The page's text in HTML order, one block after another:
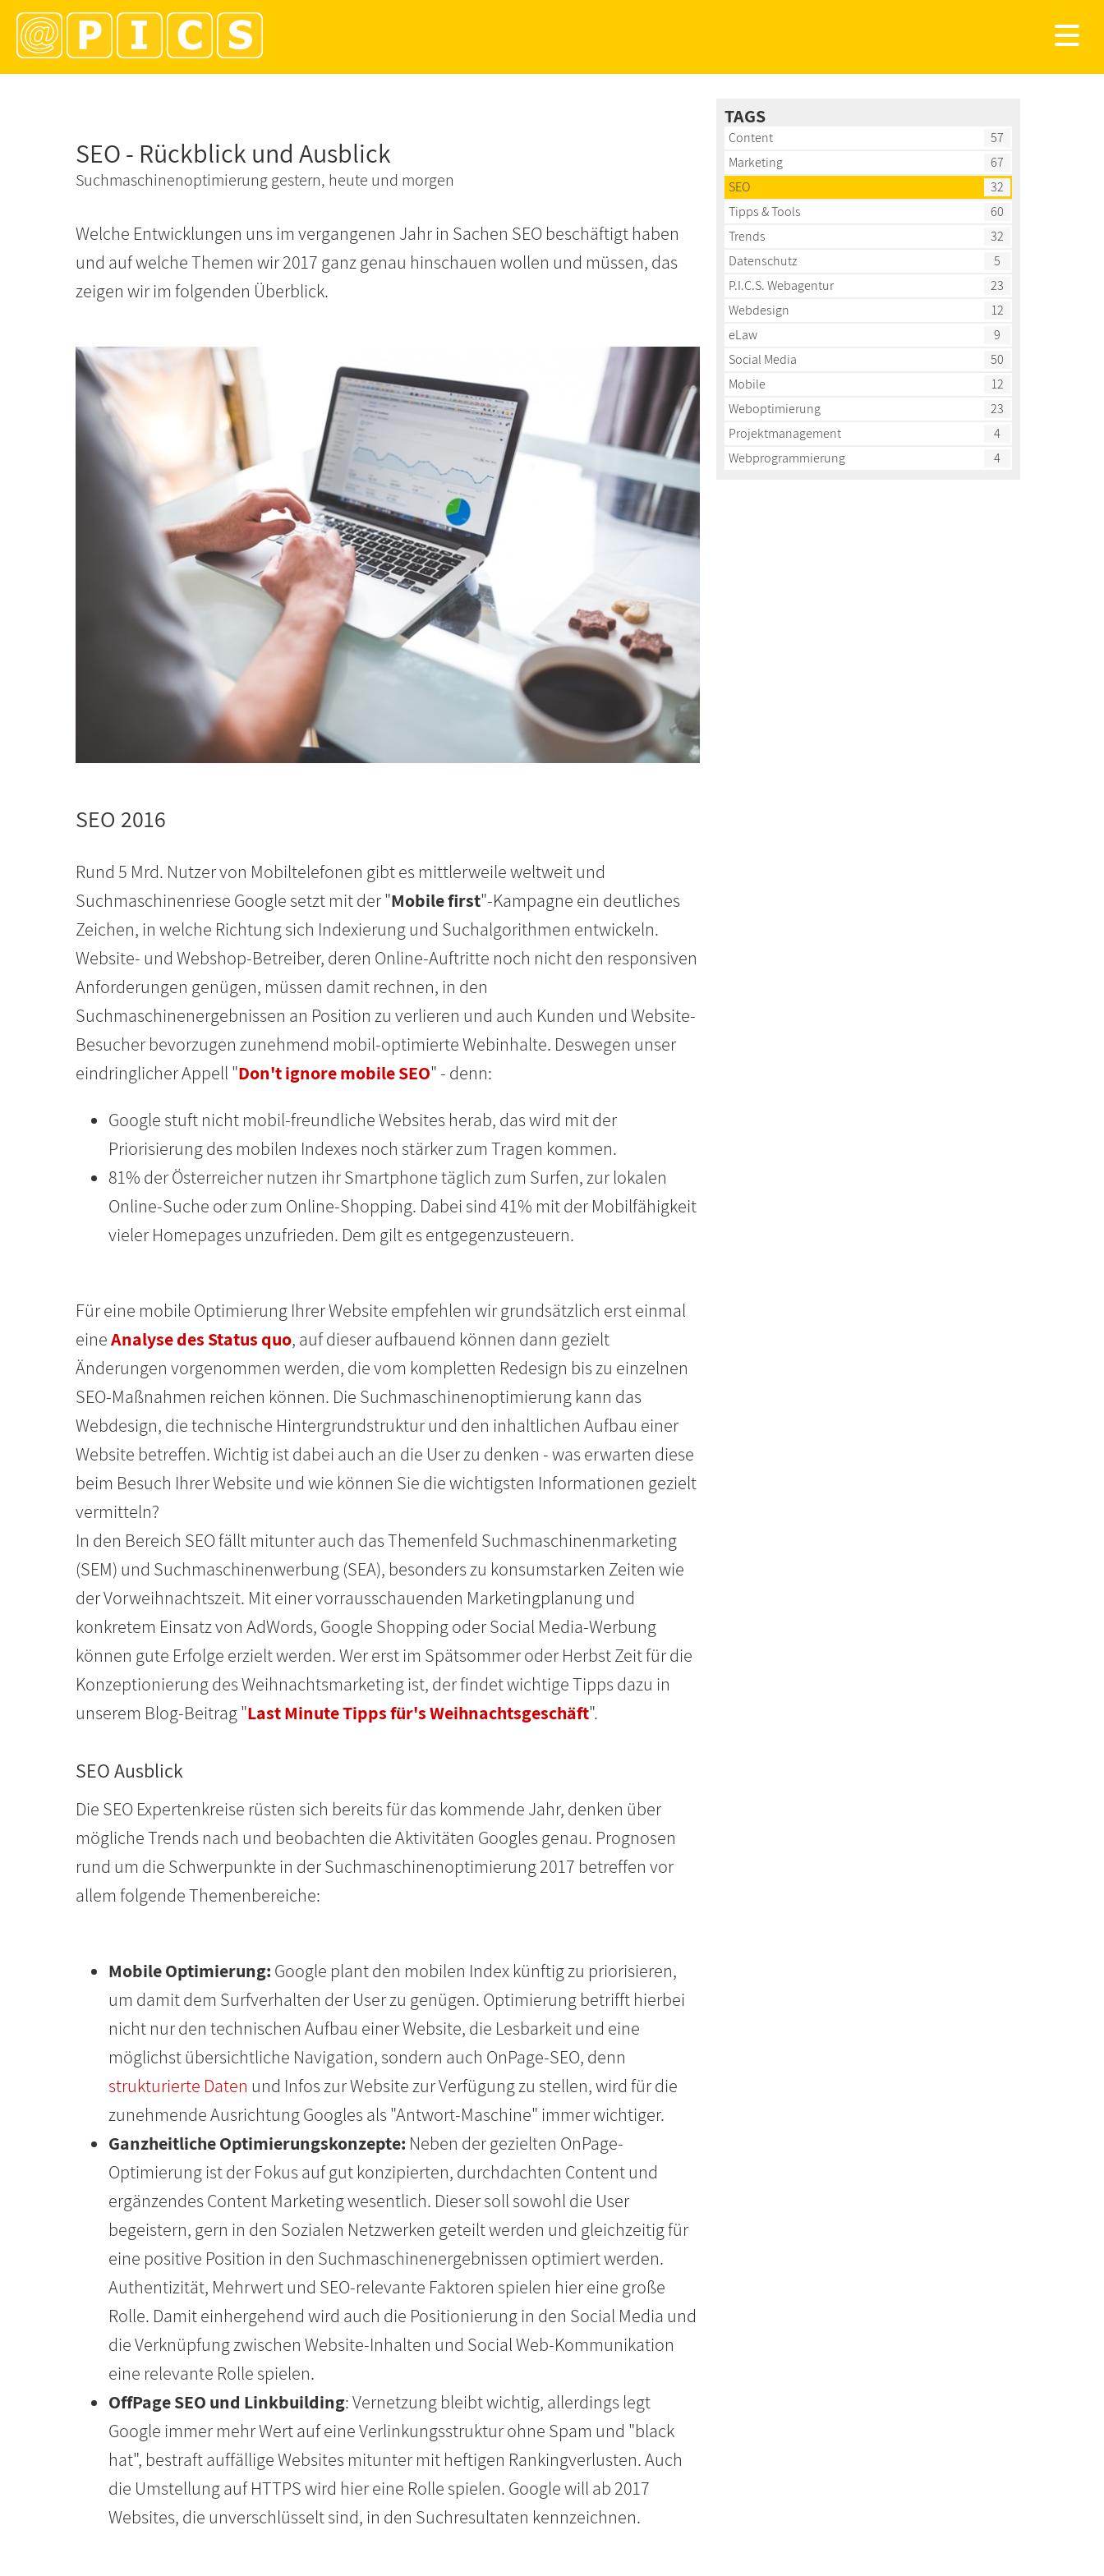
SEO - Rückblick und Ausblick
Suchmaschinenoptimierung gestern, heute und morgen
Welche Entwicklungen uns im vergangenen Jahr in Sachen SEO beschäftigt haben
und auf welche Themen wir 2017 ganz genau hinschauen wollen und müssen, das
zeigen wir im folgenden Überblick.
SEO 2016
Rund 5 Mrd. Nutzer von Mobiltelefonen gibt es mittlerweile weltweit und
Suchmaschinenriese Google setzt mit der "Mobile first"-Kampagne ein deutliches
Zeichen, in welche Richtung sich Indexierung und Suchalgorithmen entwickeln.
Website- und Webshop-Betreiber, deren Online-Auftritte noch nicht den responsiven
Anforderungen genügen, müssen damit rechnen, in den
Suchmaschinenergebnissen an Position zu verlieren und auch Kunden und Website-
Besucher bevorzugen zunehmend mobil-optimierte Webinhalte. Deswegen unser
eindringlicher Appell "Don't ignore mobile SEO" - denn:
Google stuft nicht mobil-freundliche Websites herab, das wird mit der
Priorisierung des mobilen Indexes noch stärker zum Tragen kommen.
81% der Österreicher nutzen ihr Smartphone täglich zum Surfen, zur lokalen
Online-Suche oder zum Online-Shopping. Dabei sind 41% mit der Mobilfähigkeit
vieler Homepages unzufrieden. Dem gilt es entgegenzusteuern.
Für eine mobile Optimierung Ihrer Website empfehlen wir grundsätzlich erst einmal
eineAnalyse des Status quo, auf dieser aufbauend können dann gezielt
Änderungen vorgenommen werden, die vom kompletten Redesign bis zu einzelnen
SEO-Maßnahmen reichen können. Die Suchmaschinenoptimierung kann das
Webdesign, die technische Hintergrundstruktur und den inhaltlichen Aufbau einer
Website betreffen. Wichtig ist dabei auch an die User zu denken - was erwarten diese
beim Besuch Ihrer Website und wie können Sie die wichtigsten Informationen gezielt
vermitteln?
In den Bereich SEO fällt mitunter auch das Themenfeld Suchmaschinenmarketing
(SEM) und Suchmaschinenwerbung (SEA), besonders zu konsumstarken Zeiten wie
der Vorweihnachtszeit. Mit einer vorrausschauenden Marketingplanung und
konkretem Einsatz von AdWords, Google Shopping oder Social Media-Werbung
können gute Erfolge erzielt werden. Wer erst im Spätsommer oder Herbst Zeit für die
Konzeptionierung des Weihnachtsmarketing ist, der findet wichtige Tipps dazu in
unserem Blog-Beitrag "Last Minute Tipps für's Weihnachtsgeschäft".
SEO Ausblick
Die SEO Expertenkreise rüsten sich bereits für das kommende Jahr, denken über
mögliche Trends nach und beobachten die Aktivitäten Googles genau. Prognosen
rund um die Schwerpunkte in der Suchmaschinenoptimierung 2017 betreffen vor
allem folgende Themenbereiche:
Mobile Optimierung: Google plant den mobilen Index künftig zu priorisieren,
um damit dem Surfverhalten der User zu genügen. Optimierung betrifft hierbei
nicht nur den technischen Aufbau einer Website, die Lesbarkeit und eine
möglichst übersichtliche Navigation, sondern auch OnPage-SEO, denn
strukturierte Daten und Infos zur Website zur Verfügung zu stellen, wird für die
zunehmende Ausrichtung Googles als "Antwort-Maschine" immer wichtiger.
Ganzheitliche Optimierungskonzepte: Neben der gezielten OnPage-
Optimierung ist der Fokus auf gut konzipierten, durchdachten Content und
ergänzendes Content Marketing wesentlich. Dieser soll sowohl die User
begeistern, gern in den Sozialen Netzwerken geteilt werden und gleichzeitig für
eine positive Position in den Suchmaschinenergebnissen optimiert werden.
Authentizität, Mehrwert und SEO-relevante Faktoren spielen hier eine große
Rolle. Damit einhergehend wird auch die Positionierung in den Social Media und
die Verknüpfung zwischen Website-Inhalten und Social Web-Kommunikation
eine relevante Rolle spielen.
OffPage SEO und Linkbuilding: Vernetzung bleibt wichtig, allerdings legt
Google immer mehr Wert auf eine Verlinkungsstruktur ohne Spam und "black
hat", bestraft auffällige Websites mitunter mit heftigen Rankingverlusten. Auch
die Umstellung auf HTTPS wird hier eine Rolle spielen. Google will ab 2017
Websites, die unverschlüsselt sind, in den Suchresultaten kennzeichnen.
TAGS
Content
57
Marketing
67
SEO
32
Tipps & Tools
60
Trends
32
Datenschutz
5
P.I.C.S. Webagentur
23
Webdesign
12
eLaw
9
Social Media
50
Mobile
12
Weboptimierung
23
Projektmanagement
4
Webprogrammierung
4